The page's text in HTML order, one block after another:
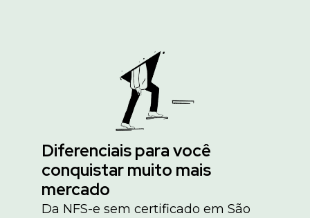
Diferenciais para você
conquistar muito mais
mercado
Da NFS-e sem certificado em São